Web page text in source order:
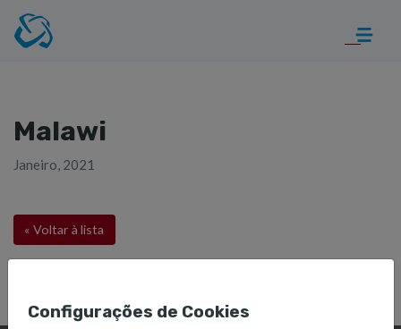
Malawi
Janeiro, 2021
« Voltar à lista
Configurações de Cookies